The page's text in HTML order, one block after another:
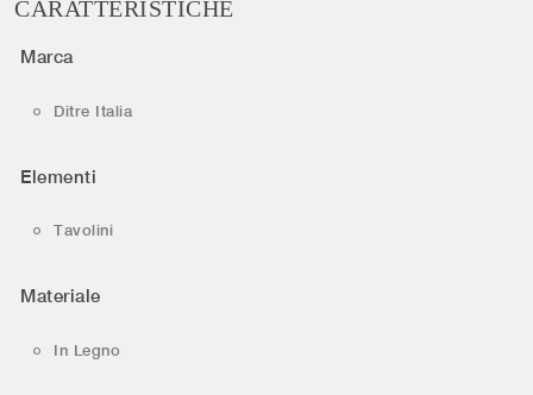
CARATTERISTICHE
Marca
Ditre Italia
Elementi
Tavolini
Materiale
In Legno